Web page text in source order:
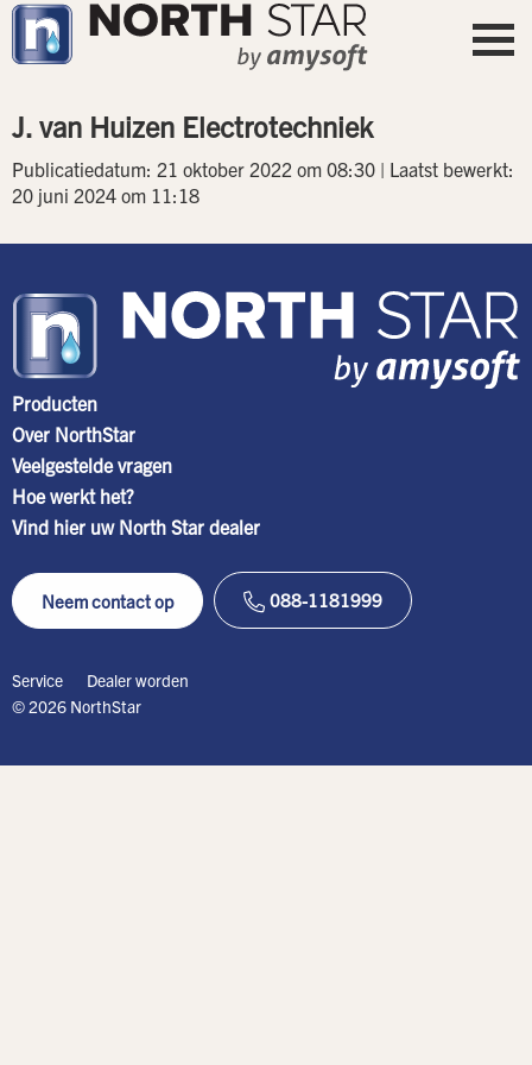
J. van Huizen Electrotechniek
Publicatiedatum: 21 oktober 2022 om 08:30 | Laatst bewerkt:
20 juni 2024 om 11:18
Producten
Over NorthStar
Veelgestelde vragen
Hoe werkt het?
Vind hier uw North Star dealer
Neem contact op 088-1181999
Service
Dealer worden
© 2026 NorthStar